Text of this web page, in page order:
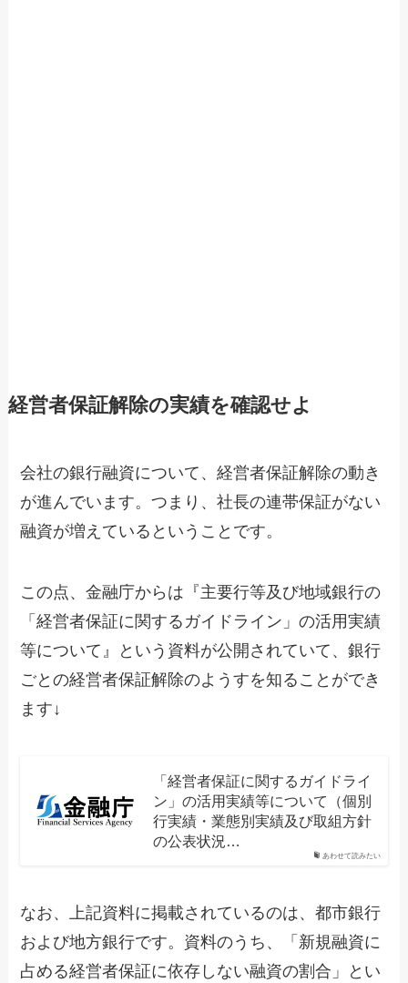
経営者保証解除の実績を確認せよ
会社の銀行融資について、経営者保証解除の動き
が進んでいます。つまり、社長の連帯保証がない
融資が増えているということです。
この点、金融庁からは『主要行等及び地域銀行の
「経営者保証に関するガイドライン」の活用実績
等について』という資料が公開されていて、銀行
ごとの経営者保証解除のようすを知ることができ
ます↓
あわせて読みたい
「経営者保証に関するガイドライ
ン」の活用実績等について（個別
行実績・業態別実績及び取組方針
の公表状況…
なお、上記資料に掲載されているのは、都市銀行
および地方銀行です。資料のうち、「新規融資に
占める経営者保証に依存しない融資の割合」とい